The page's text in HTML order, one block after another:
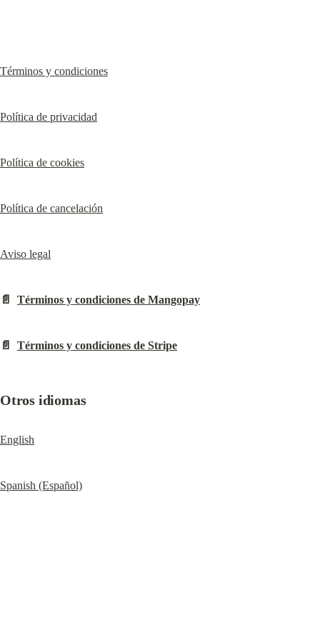
Términos y condiciones
Política de privacidad
Política de cookies
Política de cancelación
Aviso legal
📄 Términos y condiciones de Mangopay
📄 Términos y condiciones de Stripe
Otros idiomas
English
Spanish (Español)